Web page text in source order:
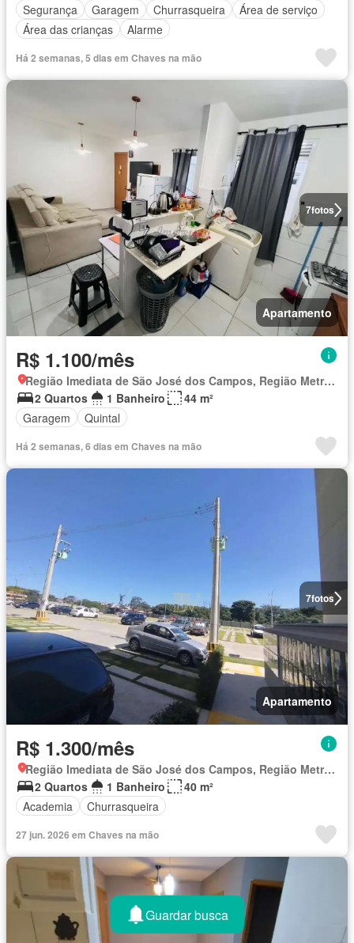
Segurança
Garagem Churrasqueira
Área de serviço
Área das crianças
Alarme
Há 2 semanas, 5 dias em Chaves na mão
7fotos
Apartamento
R$ 1.100/mês
Região Imediata de São José dos Campos, Região Metropolitana do Vale do Paraíba e Litoral Norte
2 Quartos
1 Banheiro
44 m²
Garagem
Quintal
Há 2 semanas, 6 dias em Chaves na mão
7fotos
Apartamento
R$ 1.300/mês
Região Imediata de São José dos Campos, Região Metropolitana do Vale do Paraíba e Litoral Norte
2 Quartos
1 Banheiro
40 m²
Academia
Churrasqueira
27 jun. 2026 em Chaves na mão
Guardar busca